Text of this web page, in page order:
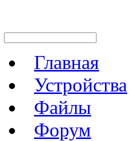
Главная
Устройства
Файлы
Форум